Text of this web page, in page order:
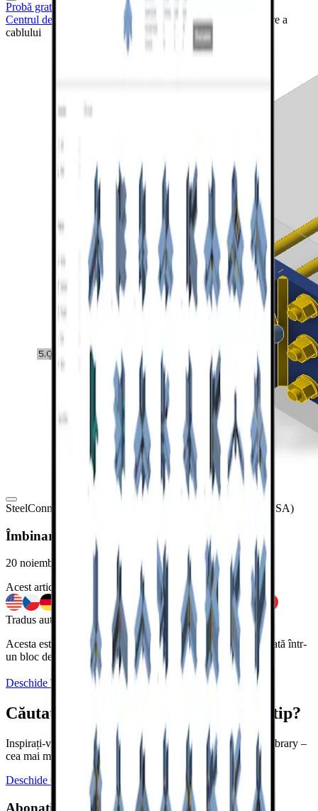
Probă gratuită de 14 zile
Centrul de Suport
Proiecte exemplu
Îmbinare de ancorare a
cablului
SteelConnection design AISC (USA)
Îmbinare de ancorare a cablului
20 noiembrie 2023
Acest articol este disponibil și în
Tradus automat din engleză
Acesta este un cablu (tijă) sudat pe o placă. Placa este ancorată într-
un bloc de beton.
Deschide în Vizualizator Descărcare
Căutați mai multe îmbinări de acest tip?
Inspirați-vă din peste 700.000 de proiecte din Connection Library –
cea mai mare bază de date de îmbinări metalice din lume.
Deschide Connection Library
Abonați-vă la newsletter-ul nostru